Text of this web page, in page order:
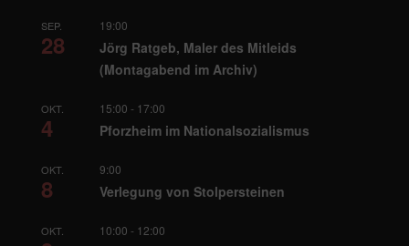
SEP.
28
19:00
Jörg Ratgeb, Maler des Mitleids
(Montagabend im Archiv)
OKT.
4
15:00 - 17:00
Pforzheim im Nationalsozialismus
OKT.
8
9:00
Verlegung von Stolpersteinen
OKT. 10:00 - 12:00